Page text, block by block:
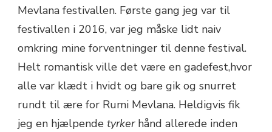
Mevlana festivallen. Første gang jeg var til
festivallen i 2016, var jeg måske lidt naiv
omkring mine forventninger til denne festival.
Helt romantisk ville det være en gadefest,hvor
alle var klædt i hvidt og bare gik og snurret
rundt til ære for Rumi Mevlana. Heldigvis fik
jeg en hjælpende tyrkerhånd allerede inden